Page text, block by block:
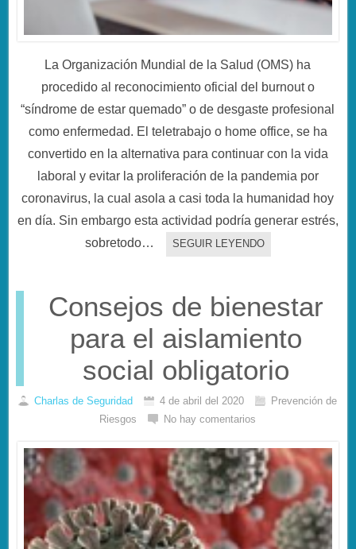
La Organización Mundial de la Salud (OMS) ha
procedido al reconocimiento oficial del burnout o
“síndrome de estar quemado” o de desgaste profesional
como enfermedad. El teletrabajo o home office, se ha
convertido en la alternativa para continuar con la vida
laboral y evitar la proliferación de la pandemia por
coronavirus, la cual asola a casi toda la humanidad hoy
en día. Sin embargo esta actividad podría generar estrés,
sobretodo…
SEGUIR LEYENDO
Consejos de bienestar
para el aislamiento
social obligatorio
Charlas de Seguridad 4 de abril del 2020
Prevención de
Riesgos
No hay comentarios